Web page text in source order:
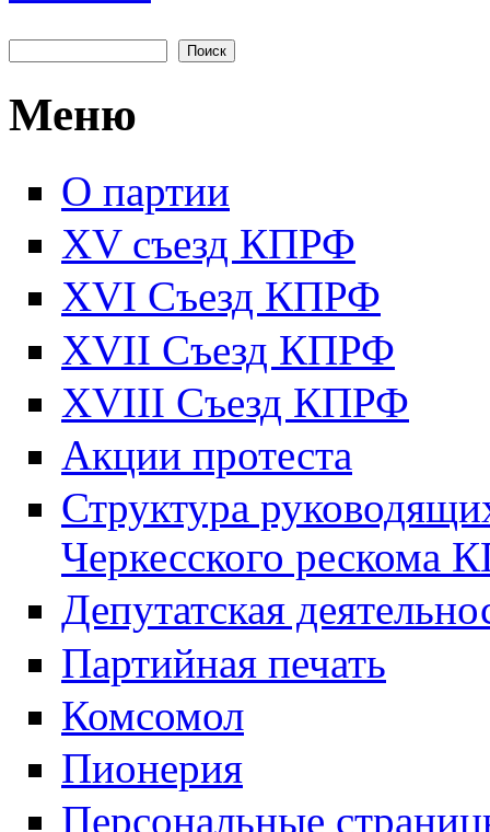
Форма поиска
Меню
О партии
XV съезд КПРФ
XVI Съезд КПРФ
XVII Cъезд КПРФ
XVIII Cъезд КПРФ
Акции протеста
Структура
Черкесского рескома
Депутатская
Партийная печать
Комсомол
Пионерия
Персональные